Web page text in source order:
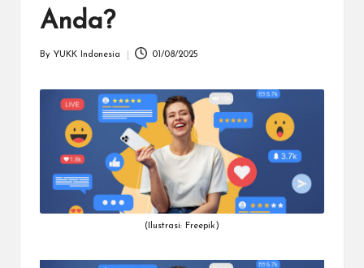
dapat
menerima
metode
berbagai
lebih
Anda?
By YUKK Indonesia 01/08/2025
(Ilustrasi: Freepik)